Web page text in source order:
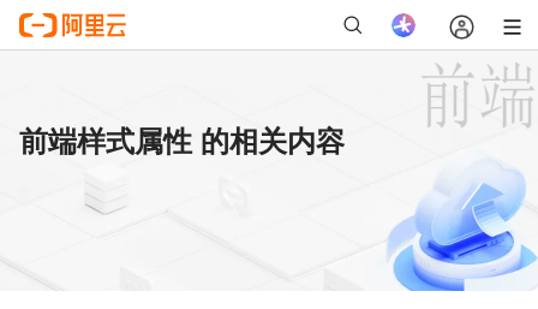
前端样式属性 的相关内容